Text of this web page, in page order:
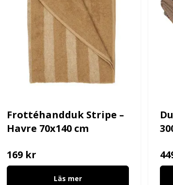
Frottéhandduk Stripe –
Havre 70x140 cm
169 kr
Läs mer